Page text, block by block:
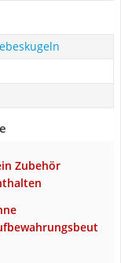
Zubehör